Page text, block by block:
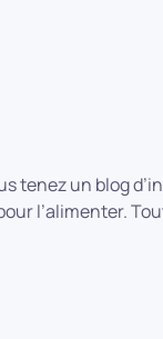
tenez un blog
l’alimenter.